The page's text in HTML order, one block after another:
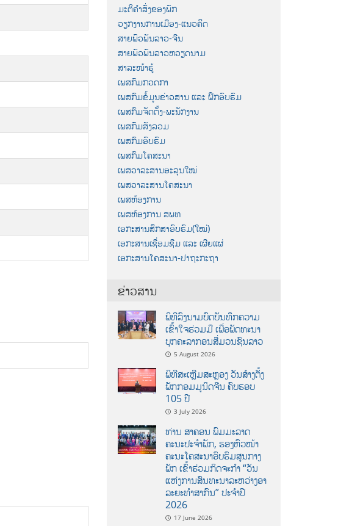
ມະຕິຄຳສັ່ງຂອງພັກ
ວຽກງານການເມືອງ-ແນວຄິດ
ສາຍພົວພັນລາວ-ຈີນ
ສາຍພົວພັນລາວຫວຽດນາມ
ສາລະໜ້າຮູ້
ເພສກົມກວດກາ
ເພສກົມຂໍ້ມູນຂ່າວສານ ແລະ ຝຶກອົບຮົມ
ເພສກົມຈັດຕັ້ງ-ພະນັກງານ
ເພສກົມສັງລວມ
ເພສກົມອົບຮົມ
ເພສກົມໂຄສະນາ
ເພສວາລະສານອະລຸນໃໝ່
ເພສວາລະສານໂຄສະນາ
ເພສຫ້ອງການ
ເພສຫ້ອງການ ສພທ
ເອກະສານສຶກສາອົບຮົມ(ໃໝ່)
ເອກະສານເຊື່ອມຊືມ ແລະ ເຜີຍແຜ່
ເອກະສານໂຄສະນາ-ປາຖະກະຖາ
ຂ່າວສານ
ພິທີລົງນາມບົດບັນທຶກຄວາມ
ເຂົ້າໃຈຮ່ວມມື ເພື່ອພັດທະນາ
ບຸກຄະລາກອນສື່ມວນຊົນລາວ
5 August 2026
ພິທີສະເຫຼີມສະຫຼອງ ວັນສ້າງຕັ້ງ
ພັກກອມມູນິດຈີນ ຄົບຮອບ
105 ປີ
3 July 2026
ທ່ານ ສາຄອນ ພົມມະລາດ
ຄະນະປະຈໍາພັກ, ຮອງຫົວໜ້າ
ຄະນະໂຄສະນາອົບຮົມສູນກາງ
ພັກ ເຂົ້າຮ່ວມກິດຈະກຳ “ວັນ
ແຫ່ງການສົນທະນາລະຫວ່າງອາ
ລະຍະທຳສາກົນ” ປະຈຳປີ
2026
17 June 2026